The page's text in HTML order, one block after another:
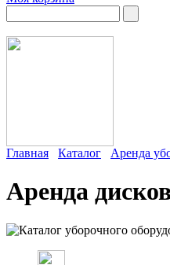
Главная Каталог Аренда
Аренда